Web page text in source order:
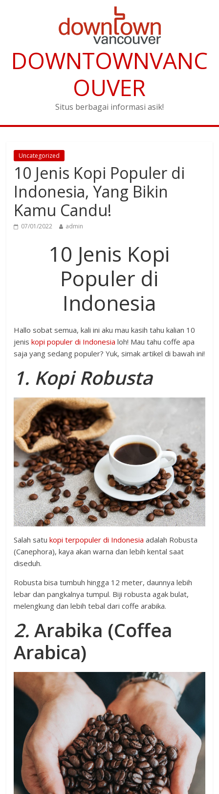
DOWNTOWNVANC
OUVER
Situs berbagai informasi asik!
Uncategorized
10 Jenis Kopi Populer di
Indonesia, Yang Bikin
Kamu Candu!
07/01/2022 admin
10 Jenis Kopi
Populer di
Indonesia
Hallo sobat semua, kali ini aku mau kasih tahu kalian 10
jeniskopi populer di Indonesia loh! Mau tahu coffe apa
saja yang sedang populer? Yuk, simak artikel di bawah ini!
1. Kopi Robusta
Salah satukopi terpopuler di Indonesia adalah Robusta
(Canephora), kaya akan warna dan lebih kental saat
diseduh.
Robusta bisa tumbuh hingga 12 meter, daunnya lebih
lebar dan pangkalnya tumpul. Biji robusta agak bulat,
melengkung dan lebih tebal dari coffe arabika.
2. Arabika (Coffea
Arabica)